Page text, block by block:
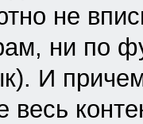
не
ни по
И
весь